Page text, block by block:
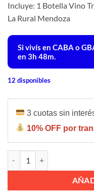
Incluye: 1 Botella Vino
La Rural Mendoza
Si vivís en CABA o
en 3h 48m.
12 disponibles
3 cuotas sin
10% OFF por